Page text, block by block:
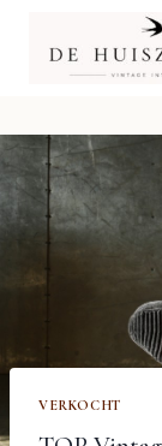
inhoud
VERKOCHT